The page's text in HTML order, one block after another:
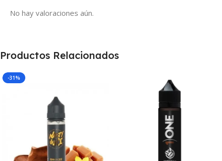
No hay valoraciones aún.
Productos Relacionados
-31%